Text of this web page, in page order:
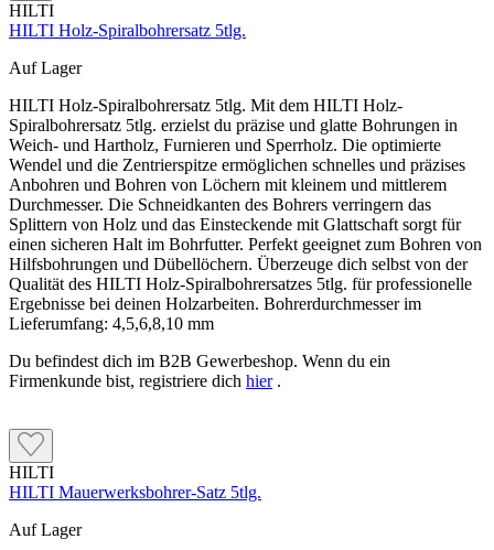
HILTI
HILTI Holz-Spiralbohrersatz 5tlg.
Auf Lager
HILTI Holz-Spiralbohrersatz 5tlg. Mit dem HILTI Holz-
Spiralbohrersatz 5tlg. erzielst du präzise und glatte Bohrungen in
Weich- und Hartholz, Furnieren und Sperrholz. Die optimierte
Wendel und die Zentrierspitze ermöglichen schnelles und präzises
Anbohren und Bohren von Löchern mit kleinem und mittlerem
Durchmesser. Die Schneidkanten des Bohrers verringern das
Splittern von Holz und das Einsteckende mit Glattschaft sorgt für
einen sicheren Halt im Bohrfutter. Perfekt geeignet zum Bohren von
Hilfsbohrungen und Dübellöchern. Überzeuge dich selbst von der
Qualität des HILTI Holz-Spiralbohrersatzes 5tlg. für professionelle
Ergebnisse bei deinen Holzarbeiten. Bohrerdurchmesser im
Lieferumfang: 4,5,6,8,10 mm
Du befindest dich im B2B Gewerbeshop. Wenn du ein
Firmenkunde bist, registriere dich hier.
HILTI
HILTI Mauerwerksbohrer-Satz 5tlg.
Auf Lager